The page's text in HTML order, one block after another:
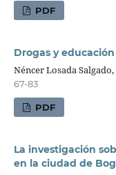
PDF
Drogas y educación
Néncer Losada
67-83
PDF
La investigación
en la ciudad de